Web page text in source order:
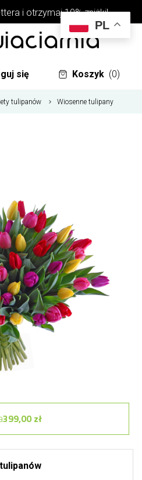
i otrzymaj 10% zniżki!
się Koszyk (0)
tulipanów Wiosenne tulipany
399,00 zł
PL